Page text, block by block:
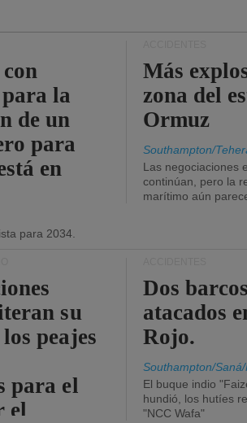
la
de un
para
en
para 2034.
Más
zona del
Ormuz
Southampton/
Las negociaciones
continúan, pero la
marítimo aún
su
peajes
para el
el
Dos
atacados
Rojo.
Southampton/
El buque indio
hundió, los hutíes
"NCC Wafa"